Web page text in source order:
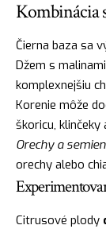
Kombinácia
Čierna baza sa
Džem s
komplexnejšiu
Korenie môže
škoricu,
Orechy a
orechy alebo
Citrusové plody